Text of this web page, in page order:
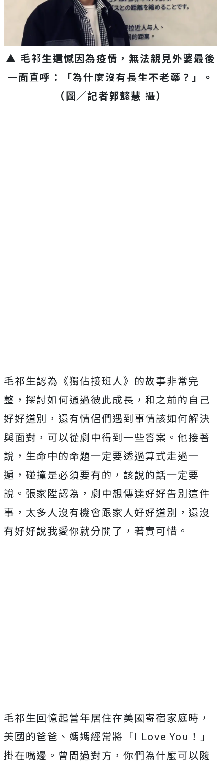
▲ 毛祁生遺憾因為疫情，無法親見外婆最後
一面直呼：「為什麼沒有長生不老藥？」。
（圖／記者郭懿慧 攝）
毛祁生認為《獨佔接班人》的故事非常完
整，探討如何通過彼此成長，和之前的自己
好好道別，還有情侶們遇到事情該如何解決
與面對，可以從劇中得到一些答案。他接著
說，生命中的命題一定要透過算式走過一
遍，碰撞是必須要有的，該說的話一定要
說。張家陞認為，劇中想傳達好好告別這件
事，太多人沒有機會跟家人好好道別，還沒
有好好說我愛你就分開了，著實可惜。
毛祁生回憶起當年居住在美國寄宿家庭時，
美國的爸爸、媽媽經常將「I Love You ！」
掛在嘴邊。曾問過對方，你們為什麼可以隨